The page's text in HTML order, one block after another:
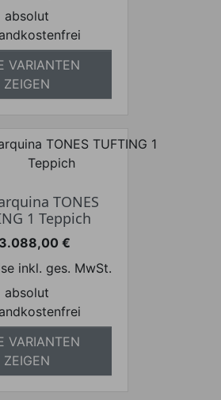
absolut
VARIANTEN
ZEIGEN
TONES
1 Teppich
Preis
3.088,00 €
inkl. ges. MwSt.
absolut
VARIANTEN
ZEIGEN